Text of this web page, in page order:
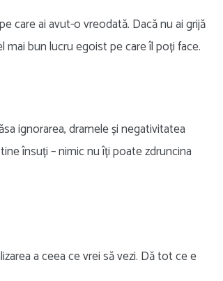
care ai avut-o vreodată. Dacă nu ai grijă
mai bun lucru egoist pe care îl poți face.
ignorarea, dramele și negativitatea
însuți – nimic nu îți poate zdruncina
a ceea ce vrei să vezi. Dă tot ce e